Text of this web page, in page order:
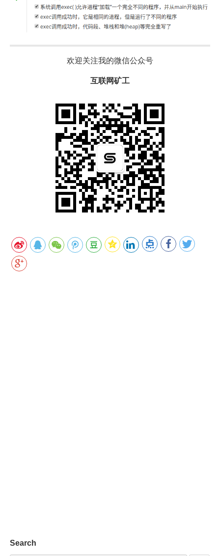
欢迎关注我的微信公众号
互联网矿工
Search